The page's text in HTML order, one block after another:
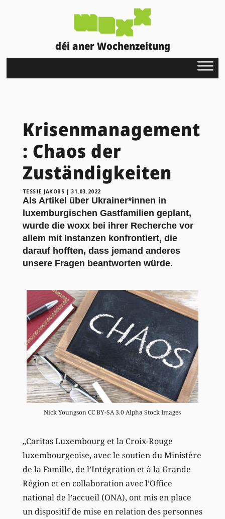
déi aner Wochenzeitung
Krisenmanagement
: Chaos der
Zuständigkeiten
TESSIE JAKOBS | 31.03.2022
Als Artikel über Ukrainer*innen in
luxemburgischen Gastfamilien geplant,
wurde die woxx bei ihrer Recherche vor
allem mit Instanzen konfrontiert, die
darauf hofften, dass jemand anderes
unsere Fragen beantworten würde.
Nick Youngson CC BY-SA 3.0 Alpha Stock Images
„Caritas Luxembourg et la Croix-Rouge
luxembourgeoise, avec le soutien du Ministère
de la Famille, de l’Intégration et à la Grande
Région et en collaboration avec l’Office
national de l’accueil (ONA), ont mis en place
un dispositif de mise en relation des personnes